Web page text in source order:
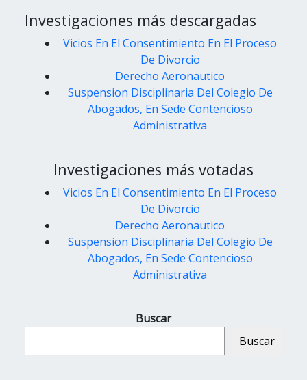
Investigaciones más descargadas
Vicios En El Consentimiento En El Proceso
De Divorcio
Derecho Aeronautico
Suspension Disciplinaria Del Colegio De
Abogados, En Sede Contencioso
Administrativa
Investigaciones más votadas
Vicios En El Consentimiento En El Proceso
De Divorcio
Derecho Aeronautico
Suspension Disciplinaria Del Colegio De
Abogados, En Sede Contencioso
Administrativa
Buscar
Buscar